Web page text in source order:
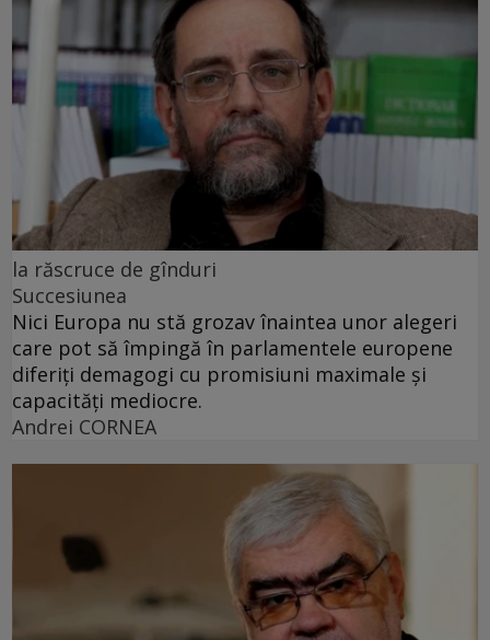
la răscruce de gînduri
Succesiunea
Nici Europa nu stă grozav înaintea unor alegeri
care pot să împingă în parlamentele europene
diferiți demagogi cu promisiuni maximale și
capacități mediocre.
Andrei CORNEA